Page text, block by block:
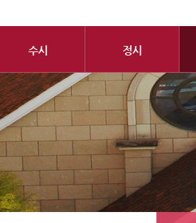
수시 정시